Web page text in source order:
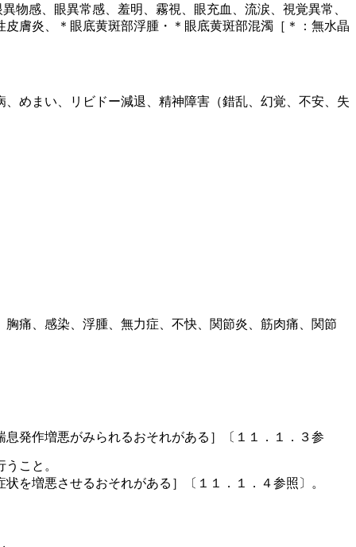
感、眼異常感、羞明、霧視、眼充血、流涙、視覚異常、
膚炎、＊眼底黄斑部浮腫・＊眼底黄斑部混濁［＊：無水晶
めまい、リビドー減退、精神障害（錯乱、幻覚、不安、失
痛、感染、浮腫、無力症、不快、関節炎、筋肉痛、関節
発作増悪がみられるおそれがある］〔１１．１．３参
を増悪させるおそれがある］〔１１．１．４参照〕。
こと。